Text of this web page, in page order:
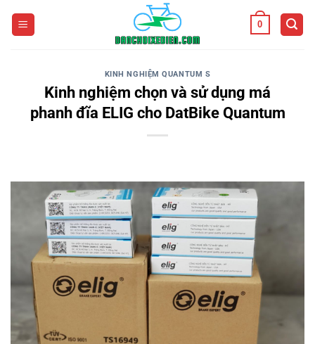
0
KINH NGHIỆM QUANTUM S
Kinh nghiệm chọn và sử dụng má
phanh đĩa ELIG cho DatBike Quantum